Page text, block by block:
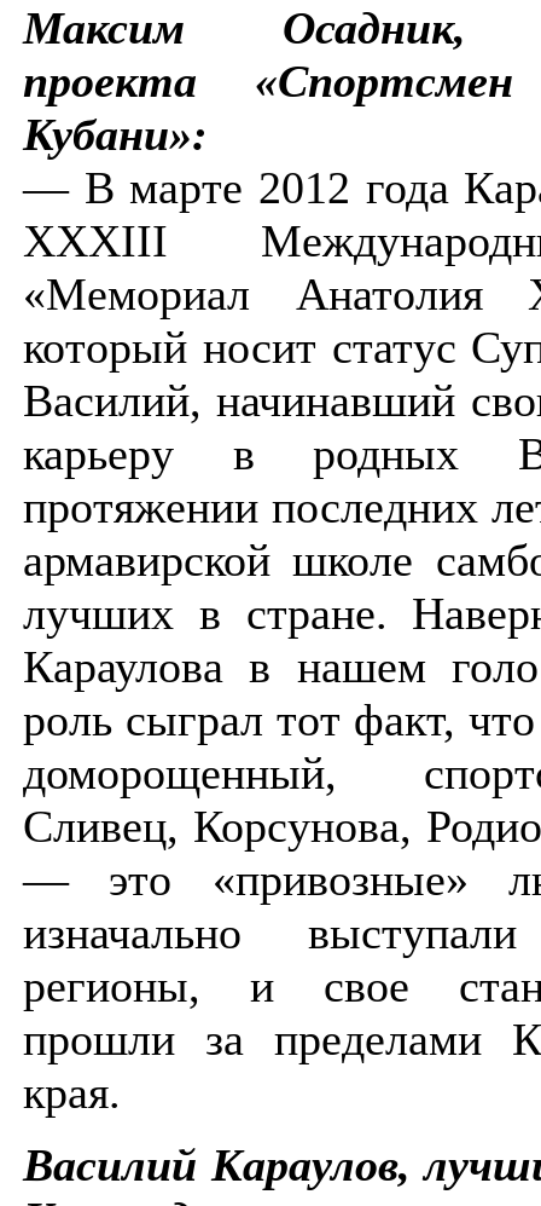
Максим Осадник,
проекта
Кубани»:
— В марте 2012 года
XXXIII
«Мемориал Анатолия
который носит статус
Василий, начинавший
карьеру в родных
протяжении последних
армавирской школе
лучших в стране.
Караулова в нашем
роль сыграл тот факт,
доморощенный,
Сливец, Корсунова,
— это «привозные»
изначально
регионы, и свое
прошли за пределами
края.
Василий Караулов,